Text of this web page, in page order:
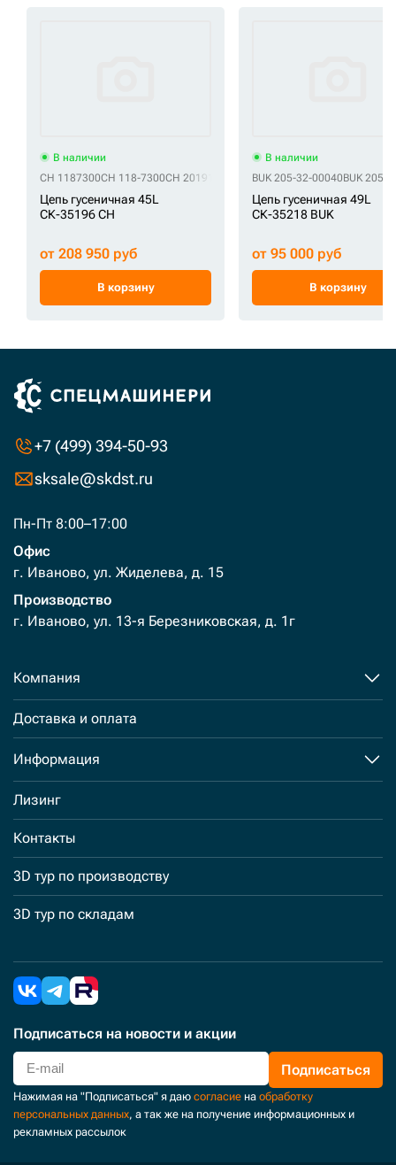
В наличии
CH 1187300CH 118-7300CH 2019118 CH 201-9118CH 213-1972CH
Цепь гусеничная 45L
СК-35196 CH
от 208 950 руб
В корзину
В наличии
BUK 205-32-00040BUK 205-
Цепь гусеничная 49L
СК-35218 BUK
от 95 000 руб
В корзину
+7 (499) 394-50-93
sksale@skdst.ru
Пн-Пт 8:00–17:00
Офис
г. Иваново, ул. Жиделева, д. 15
Производство
г. Иваново, ул. 13-я Березниковская, д. 1г
Компания
Доставка и оплата
Информация
Лизинг
Контакты
3D тур по производству
3D тур по складам
Подписаться на новости и акции
Подписаться
Нажимая на "Подписаться" я даю согласие на обработку
персональных данных, а так же на получение информационных и
рекламных рассылок